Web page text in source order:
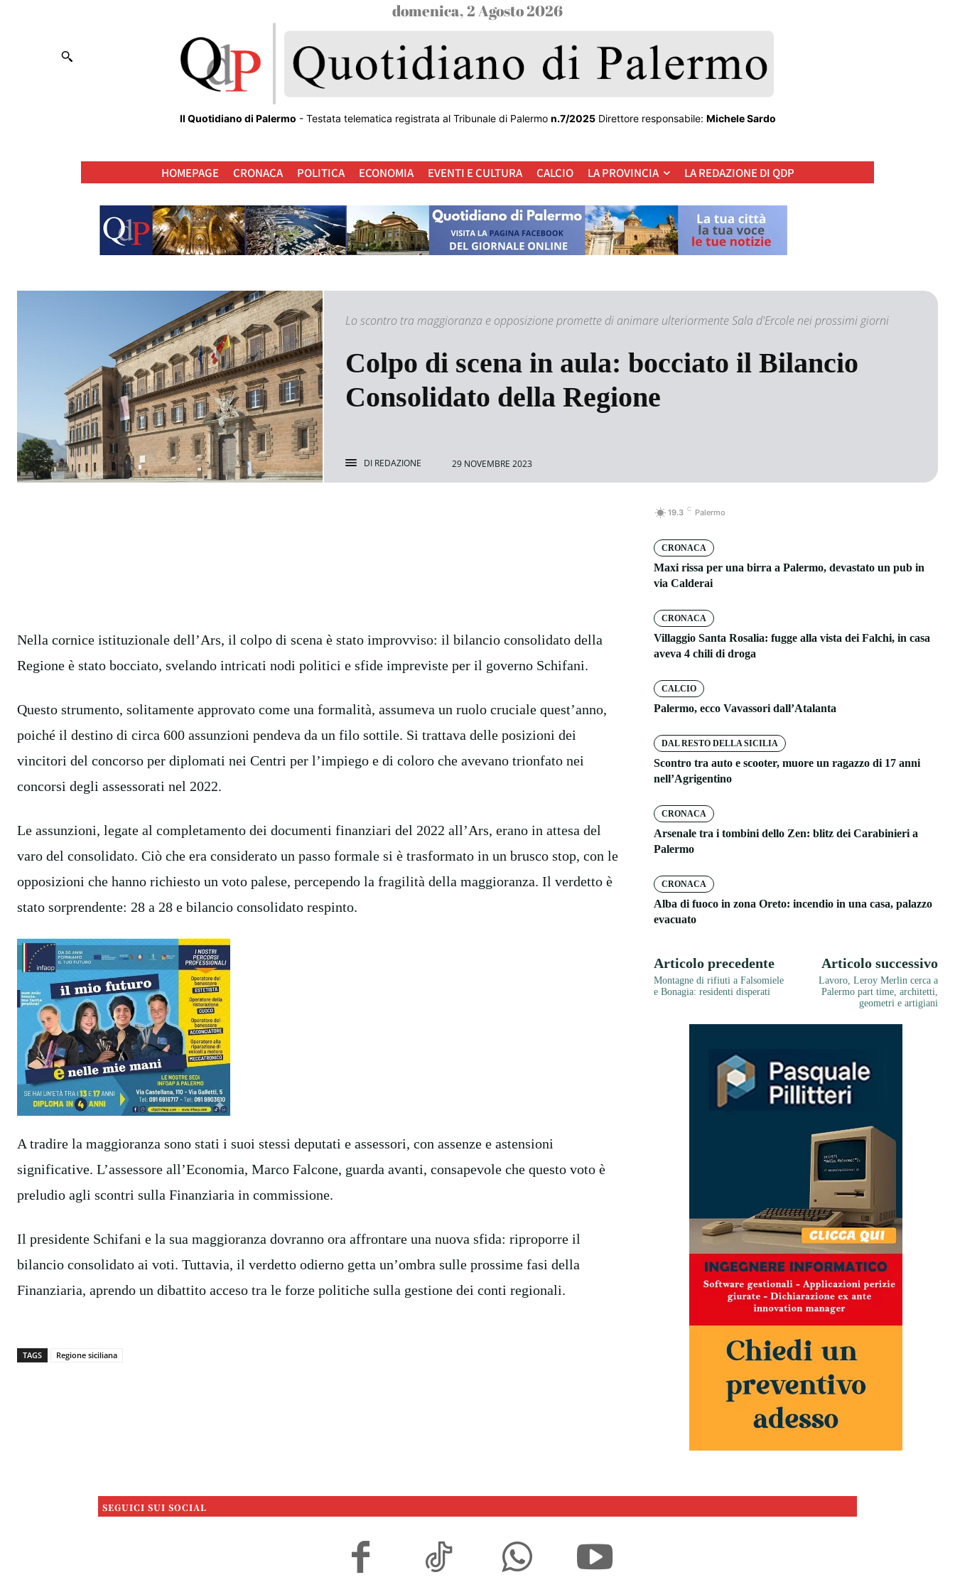
domenica, 2 Agosto 2026
Il Quotidiano di Palermo - Testata telematica registrata al Tribunale di Palermo n.7/2025Direttore responsabile: Michele Sardo
HOMEPAGE CRONACA POLITICA ECONOMIA EVENTI E CULTURA CALCIO LA PROVINCIA LA REDAZIONE DI QDP
Lo scontro tra maggioranza e opposizione promette di animare ulteriormente Sala d'Ercole nei prossimi giorni
Colpo di scena in aula: bocciato il Bilancio
Consolidato della Regione
DI REDAZIONE 29 NOVEMBRE 2023
Nella cornice istituzionale dell’Ars, il colpo di scena è stato improvviso: il bilancio consolidato della
Regione è stato bocciato, svelando intricati nodi politici e sfide impreviste per il governo Schifani.
Questo strumento, solitamente approvato come una formalità, assumeva un ruolo cruciale quest’anno,
poiché il destino di circa 600 assunzioni pendeva da un filo sottile. Si trattava delle posizioni dei
vincitori del concorso per diplomati nei Centri per l’impiego e di coloro che avevano trionfato nei
concorsi degli assessorati nel 2022.
Le assunzioni, legate al completamento dei documenti finanziari del 2022 all’Ars, erano in attesa del
varo del consolidato. Ciò che era considerato un passo formale si è trasformato in un brusco stop, con le
opposizioni che hanno richiesto un voto palese, percependo la fragilità della maggioranza. Il verdetto è
stato sorprendente: 28 a 28 e bilancio consolidato respinto.
A tradire la maggioranza sono stati i suoi stessi deputati e assessori, con assenze e astensioni
significative. L’assessore all’Economia, Marco Falcone, guarda avanti, consapevole che questo voto è
preludio agli scontri sulla Finanziaria in commissione.
Il presidente Schifani e la sua maggioranza dovranno ora affrontare una nuova sfida: riproporre il
bilancio consolidato ai voti. Tuttavia, il verdetto odierno getta un’ombra sulle prossime fasi della
Finanziaria, aprendo un dibattito acceso tra le forze politiche sulla gestione dei conti regionali.
TAGS Regione siciliana
19.3 C Palermo
CRONACA
Maxi rissa per una birra a Palermo, devastato un pub in
via Calderai
CRONACA
Villaggio Santa Rosalia: fugge alla vista dei Falchi, in casa
aveva 4 chili di droga
CALCIO
Palermo, ecco Vavassori dall’Atalanta
DAL RESTO DELLA SICILIA
Scontro tra auto e scooter, muore un ragazzo di 17 anni
nell’Agrigentino
CRONACA
Arsenale tra i tombini dello Zen: blitz dei Carabinieri a
Palermo
CRONACA
Alba di fuoco in zona Oreto: incendio in una casa, palazzo
evacuato
Articolo precedente
Montagne di rifiuti a Falsomiele
e Bonagia: residenti disperati
Articolo successivo
Lavoro, Leroy Merlin cerca a
Palermo part time, architetti,
geometri e artigiani
SEGUICI SUI SOCIAL